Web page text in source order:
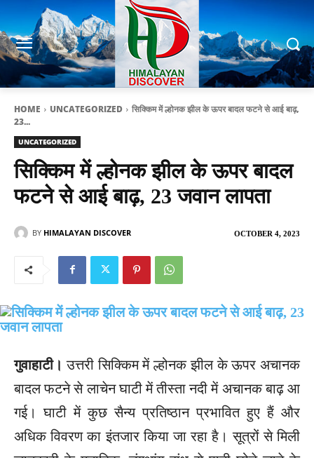
HOME UNCATEGORIZED
सिक्किम में ल्होनक झील के ऊपर बादल फटने से आई बाढ़,
23...
UNCATEGORIZED
सिक्किम में ल्होनक झील के ऊपर बादल
फटने से आई बाढ़, 23 जवान लापता
OCTOBER 4, 2023
BY HIMALAYAN DISCOVER
गुवाहाटी। उत्तरी सिक्किम में ल्होनक झील के ऊपर अचानक
बादल फटने से लाचेन घाटी में तीस्ता नदी में अचानक बाढ़ आ
गई। घाटी में कुछ सैन्य प्रतिष्ठान प्रभावित हुए हैं और
अधिक विवरण का इंतजार किया जा रहा है। सूत्रों से मिली